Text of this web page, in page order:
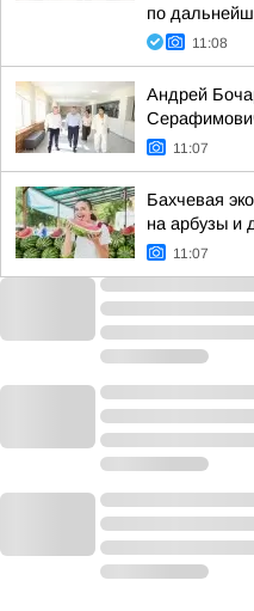
по
11:08
Андрей
11:07
Бахчевая
на арбузы и
11:07